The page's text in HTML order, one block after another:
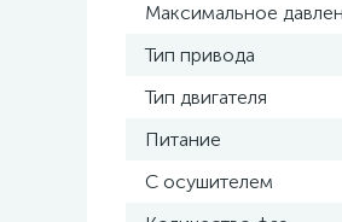
Максимальное
Тип привода
Тип двигателя
Питание
С осушителем